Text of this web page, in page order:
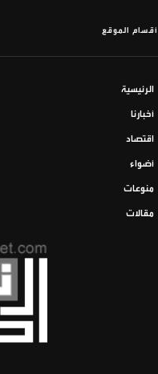
أقسام الموقع
الرئيسية
أخبارنا
اقتصاد
أضواء
منوعات
مقالات